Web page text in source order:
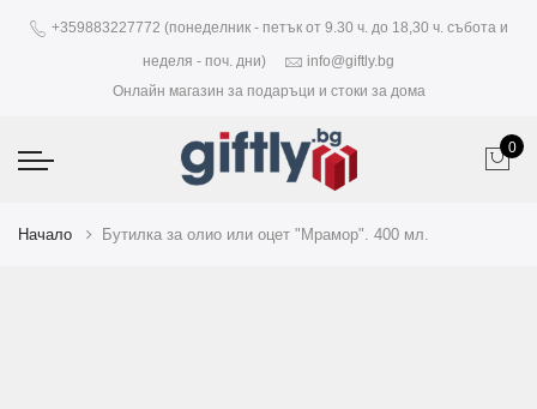
+359883227772 (понеделник - петък от 9.30 ч. до 18,30 ч. събота и
неделя - поч. дни)
info@giftly.bg
Онлайн магазин за подаръци и стоки за дома
0
Начало Бутилка за олио или оцет "Мрамор". 400 мл.